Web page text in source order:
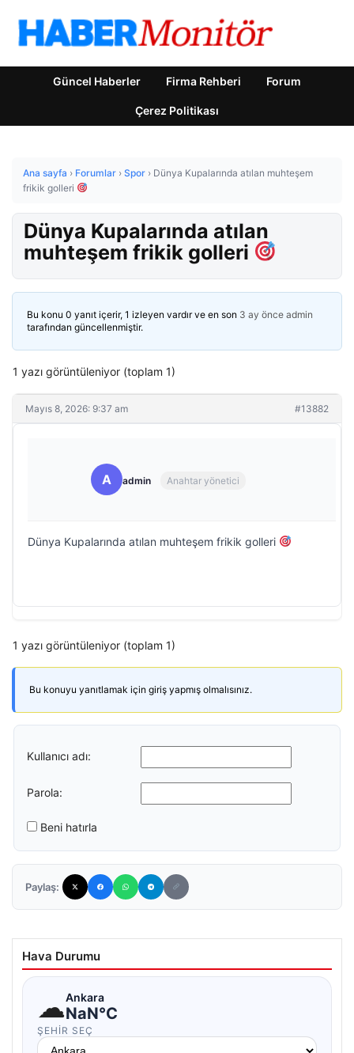
Güncel Haberler Firma Rehberi Forum
Çerez Politikası
Ana sayfa › Forumlar › Spor › Dünya Kupalarında atılan muhteşem
frikik golleri
Dünya Kupalarında atılan
muhteşem frikik golleri
Bu konu 0 yanıt içerir, 1 izleyen vardır ve en son 3 ay önce admin
tarafından güncellenmiştir.
1 yazı görüntüleniyor (toplam 1)
Mayıs 8, 2026: 9:37 am #13882
A admin Anahtar yönetici
Dünya Kupalarında atılan muhteşem frikik golleri
1 yazı görüntüleniyor (toplam 1)
Bu konuyu yanıtlamak için giriş yapmış olmalısınız.
Kullanıcı adı:
Parola:
Beni hatırla
Paylaş:
Hava Durumu
☁Ankara
NaN°C
ŞEHIR SEÇ